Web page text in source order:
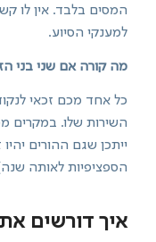
המסים בלבד. אין לו
למענקי הסיוע.
מה קורה אם שני בני
כל אחד מכם זכאי
השירות שלו. במקרים
ייתכן שגם ההורים
הספציפיות לאותה
איך דורשים